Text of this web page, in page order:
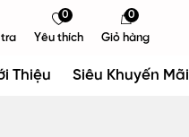
tra Yêu thích
0
Giỏ hàng
0
Thiệu Siêu Khuyến Mãi